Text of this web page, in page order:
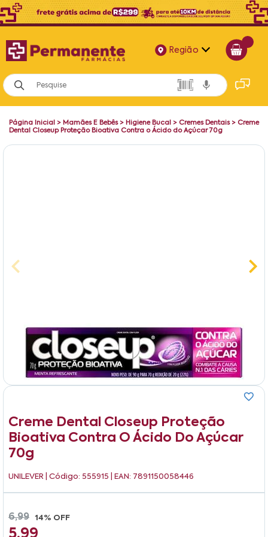
Região
Alagoas
Bahia
Paraíba
Página Inicial > Mamães E Bebês> Higiene Bucal > Cremes Dentais> Creme
Dental Closeup Proteção Bioativa Contra o Ácido do Açúcar 70g
Creme Dental Closeup Proteção
Bioativa Contra O Ácido Do Açúcar
70g
UNILEVER | Código: 555915 | EAN: 7891150058446
6,99 14% OFF
5,99